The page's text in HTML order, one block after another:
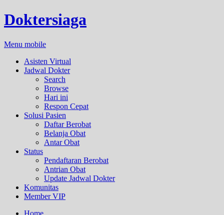
Doktersiaga
Menu mobile
Asisten Virtual
Jadwal Dokter
Search
Browse
Hari ini
Respon Cepat
Solusi Pasien
Daftar Berobat
Belanja Obat
Antar Obat
Status
Pendaftaran Berobat
Antrian Obat
Update Jadwal Dokter
Komunitas
Member VIP
Home